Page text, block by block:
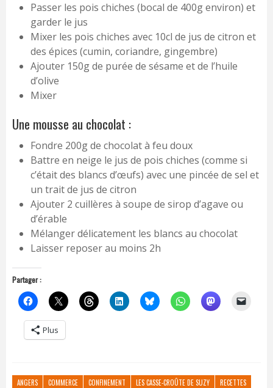
Passer les pois chiches (bocal de 400g environ) et
garder le jus
Mixer les pois chiches avec 10cl de jus de citron et
des épices (cumin, coriandre, gingembre)
Ajouter 150g de purée de sésame et de l’huile
d’olive
Mixer
Une mousse au chocolat :
Fondre 200g de chocolat à feu doux
Battre en neige le jus de pois chiches (comme si
c’était des blancs d’œufs) avec une pincée de sel et
un trait de jus de citron
Ajouter 2 cuillères à soupe de sirop d’agave ou
d’érable
Mélanger délicatement les blancs au chocolat
Laisser reposer au moins 2h
Partager :
Plus
ANGERS COMMERCE CONFINEMENT LES CASSE-CROÛTE DE SUZY RECETTES